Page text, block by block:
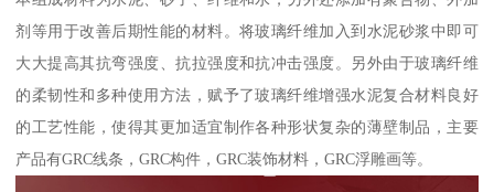
剂等用于改善后期性能的材料。将玻璃纤维加入到水泥砂浆中即可
大大提高其抗弯强度、抗拉强度和抗冲击强度。另外由于玻璃纤维
的柔韧性和多种使用方法，赋予了玻璃纤维增强水泥复合材料良好
的工艺性能，使得其更加适宜制作各种形状复杂的薄壁制品，主要
产品有GRC线条，GRC构件，GRC装饰材料，GRC浮雕画等。